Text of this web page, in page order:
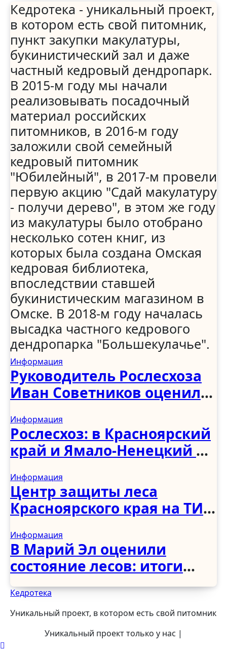
Кедротека - уникальный проект,
в котором есть свой питомник,
пункт закупки макулатуры,
букинистический зал и даже
частный кедровый дендропарк.
В 2015-м году мы начали
реализовывать посадочный
материал российских
питомников, в 2016-м году
заложили свой семейный
кедровый питомник
"Юбилейный", в 2017-м провели
первую акцию "Сдай макулатуру
- получи дерево", в этом же году
из макулатуры было отобрано
несколько сотен книг, из
которых была создана Омская
кедровая библиотека,
впоследствии ставшей
букинистическим магазином в
Омске. В 2018-м году началась
высадка частного кедрового
дендропарка "Большекулачье".
Информация
Руководитель Рослесхоза
Иван Советников оценил
хозяйства в Чеченской
Республике
Информация
Рослесхоз: в Красноярский
край и Ямало-Ненецкий АО
специалистов
региональных
лесопожарных
формирований
Информация
Центр защиты леса
Красноярского края на ТИМ
будущее лесной отрасли
Информация
В Марий Эл оценили
состояние лесов: итоги
июльских наземных
наблюдений
Кедротека
Уникальный проект, в котором есть свой питомник
Уникальный проект только у нас |